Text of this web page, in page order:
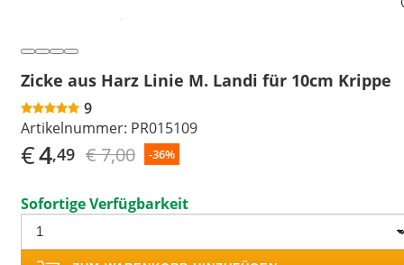
Zicke aus Harz Linie M. Landi für 10cm Krippe
9
Artikelnummer: PR015109
€4,49 € 7,00 -36%
Sofortige Verfügbarkeit